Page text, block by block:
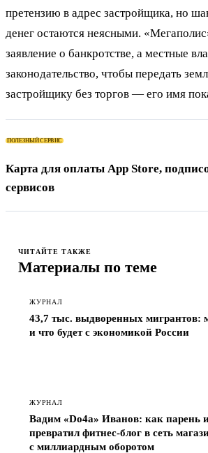
претензию в адрес застройщика, но
денег остаются неясными.
заявление о банкротстве, а местные
законодательство, чтобы передать
застройщику без торгов — его имя
ПОЛЕЗНЫЙ СЕРВИС
Карта для оплаты App Store,
сервисов
ЧИТАЙТЕ ТАКЖЕ
Материалы по теме
ЖУРНАЛ
43,7 тыс. выдворенных мигрантов:
и что будет с экономикой России
ЖУРНАЛ
Вадим «Do4a» Иванов: как парень
превратил фитнес-блог в сеть
с миллиардным оборотом